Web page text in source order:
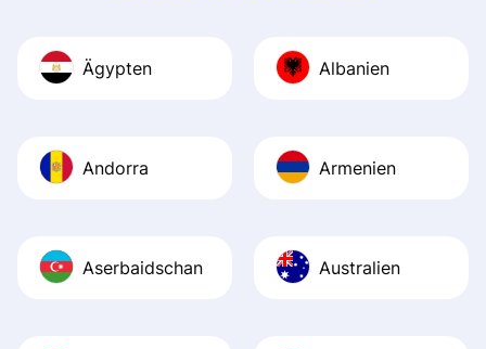
Ägypten Albanien
Andorra Armenien
Aserbaidschan Australien